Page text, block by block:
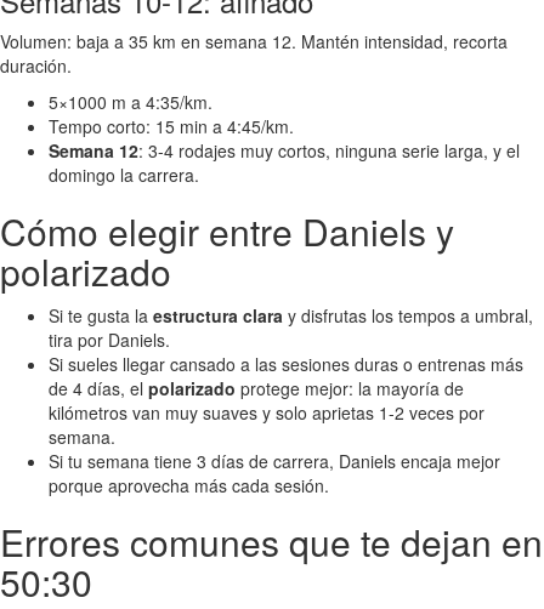
Volumen: baja a 35 km en semana 12. Mantén intensidad, recorta
duración.
5×1000 m a 4:35/km.
Tempo corto: 15 min a 4:45/km.
Semana 12: 3-4 rodajes muy cortos, ninguna serie larga, y el
domingo la carrera.
Cómo elegir entre Daniels y
polarizado
Si te gusta la estructura clara y disfrutas los tempos a umbral,
tira por Daniels.
Si sueles llegar cansado a las sesiones duras o entrenas más
de 4 días, el polarizado protege mejor: la mayoría de
kilómetros van muy suaves y solo aprietas 1-2 veces por
semana.
Si tu semana tiene 3 días de carrera, Daniels encaja mejor
porque aprovecha más cada sesión.
Errores comunes que te dejan en
50:30